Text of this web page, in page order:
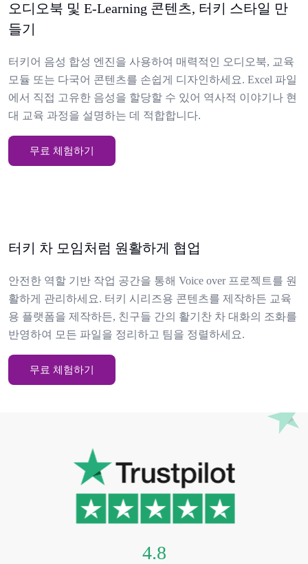
오디오북 및 E-Learning 콘텐츠, 터키 스타일 만
들기
터키어 음성 합성 엔진을 사용하여 매력적인 오디오북, 교육
모듈 또는 다국어 콘텐츠를 손쉽게 디자인하세요. Excel 파일
에서 직접 고유한 음성을 할당할 수 있어 역사적 이야기나 현
대 교육 과정을 설명하는 데 적합합니다.
무료 체험하기
터키 차 모임처럼 원활하게 협업
안전한 역할 기반 작업 공간을 통해 Voice over 프로젝트를 원
활하게 관리하세요. 터키 시리즈용 콘텐츠를 제작하든 교육
용 플랫폼을 제작하든, 친구들 간의 활기찬 차 대화의 조화를
반영하여 모든 파일을 정리하고 팀을 정렬하세요.
무료 체험하기
4.8